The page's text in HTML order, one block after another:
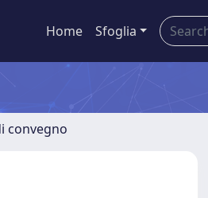
Home Sfoglia
convegno